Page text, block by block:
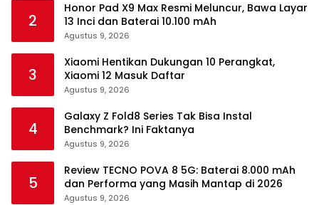
2
Honor Pad X9 Max Resmi Meluncur, Bawa Layar
13 Inci dan Baterai 10.100 mAh
Agustus 9, 2026
3
Xiaomi Hentikan Dukungan 10 Perangkat,
Xiaomi 12 Masuk Daftar
Agustus 9, 2026
4
Galaxy Z Fold8 Series Tak Bisa Instal
Benchmark? Ini Faktanya
Agustus 9, 2026
5
Review TECNO POVA 8 5G: Baterai 8.000 mAh
dan Performa yang Masih Mantap di 2026
Agustus 9, 2026